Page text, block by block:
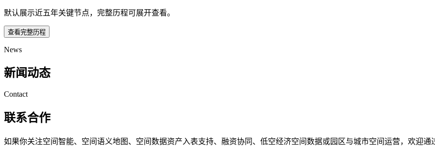
默认展示近五年关键节点，完整历程可展开查看。
查看完整历程
News
新闻动态
Contact
联系合作
如果你关注空间智能、空间语义地图、空间数据资产入表支持、融资协同、低空经济空间数据或园区与城市空间运营，欢迎通